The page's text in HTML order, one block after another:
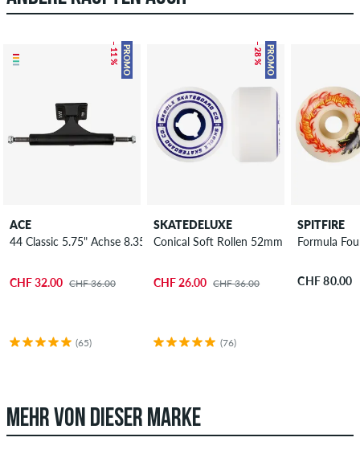
PROMO
– 11 %
ACE
44 Classic 5.75" Achse 8.35"
CHF 32.00 CHF 36.00
(65)
PROMO
– 28 %
SKATEDELUXE
Conical Soft Rollen 52mm 92A 4er Pack
CHF 26.00 CHF 36.00
(76)
SPITFIRE
Formula
CHF 80.00
MEHR VON DIESER MARKE